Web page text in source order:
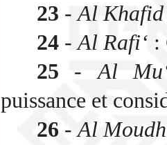
23 -Al Khafid
24 - Al Rafi‘ :
25 - Al
puissance et
26 -Al